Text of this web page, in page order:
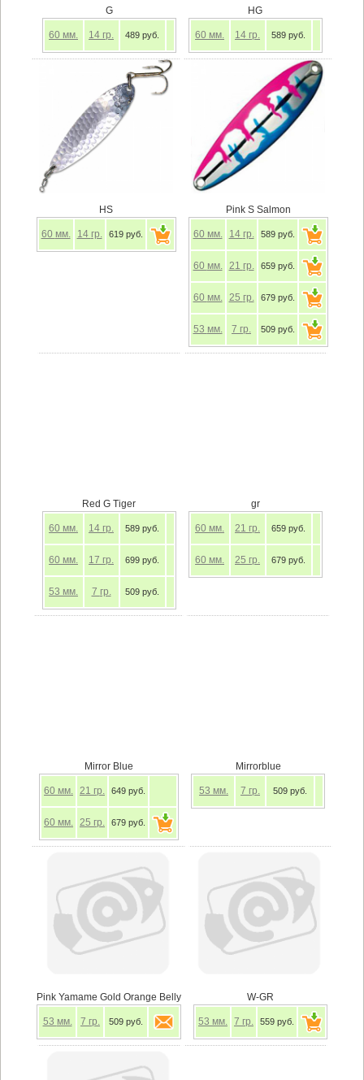
G
60 мм. 14 гр. 489 руб.
HG
60 мм. 14 гр. 589 руб.
HS
60 мм. 14 гр. 619 руб.
Pink S Salmon
60 мм. 14 гр. 589 руб.
60 мм. 21 гр. 659 руб.
60 мм. 25 гр. 679 руб.
53 мм. 7 гр. 509 руб.
Red G Tiger
60 мм. 14 гр. 589 руб.
60 мм. 17 гр. 699 руб.
53 мм. 7 гр. 509 руб.
gr
60 мм. 21 гр. 659 руб.
60 мм. 25 гр. 679 руб.
Mirror Blue
60 мм. 21 гр. 649 руб.
60 мм. 25 гр. 679 руб.
Mirrorblue
53 мм. 7 гр. 509 руб.
Pink Yamame Gold Orange Belly
53 мм. 7 гр. 509 руб.
W-GR
53 мм. 7 гр. 559 руб.